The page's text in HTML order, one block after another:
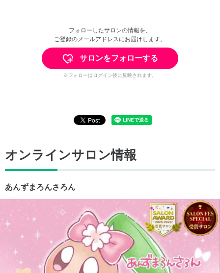
フォローしたサロンの情報を、
ご登録のメールアドレスにお届けします。
サロンをフォローする
※フォローはログイン後に反映されます。
オンラインサロン情報
あんずまろんさろん